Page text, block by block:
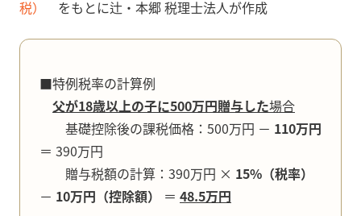
税） をもとに辻・本郷 税理士法人が作成
■特例税率の計算例
父が18歳以上の子に500万円贈与した場合
基礎控除後の課税価格：500万円 － 110万円
＝ 390万円
贈与税額の計算：390万円 × 15%（税率）
－ 10万円（控除額） ＝ 48.5万円